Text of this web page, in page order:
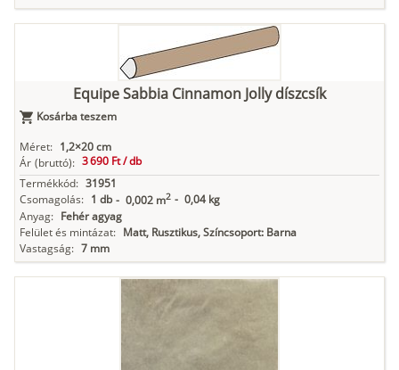
Equipe Sabbia Cinnamon Jolly díszcsík
Kosárba teszem
Méret: 1,2×20 cm
Ár (bruttó): 3 690 Ft /db
Termékkód: 31951
Csomagolás: 1 db - 0,002 m2 - 0,04 kg
Anyag: Fehér agyag
Felület és mintázat: Matt, Rusztikus, Színcsoport: Barna
Vastagság: 7 mm